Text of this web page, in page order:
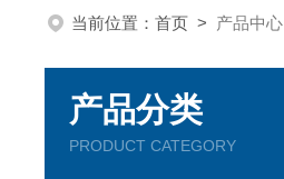
当前位置： 首页 > 产品中心
产品分类
PRODUCT CATEGORY